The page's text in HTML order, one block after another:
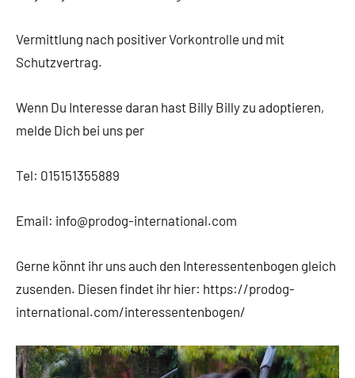
Vermittlung nach positiver Vorkontrolle und mit
Schutzvertrag.
Wenn Du Interesse daran hast Billy Billy zu adoptieren,
melde Dich bei uns per
Tel: 015151355889
Email: info@prodog-international.com
Gerne könnt ihr uns auch den Interessentenbogen gleich
zusenden. Diesen findet ihr hier: https://prodog-
international.com/interessentenbogen/